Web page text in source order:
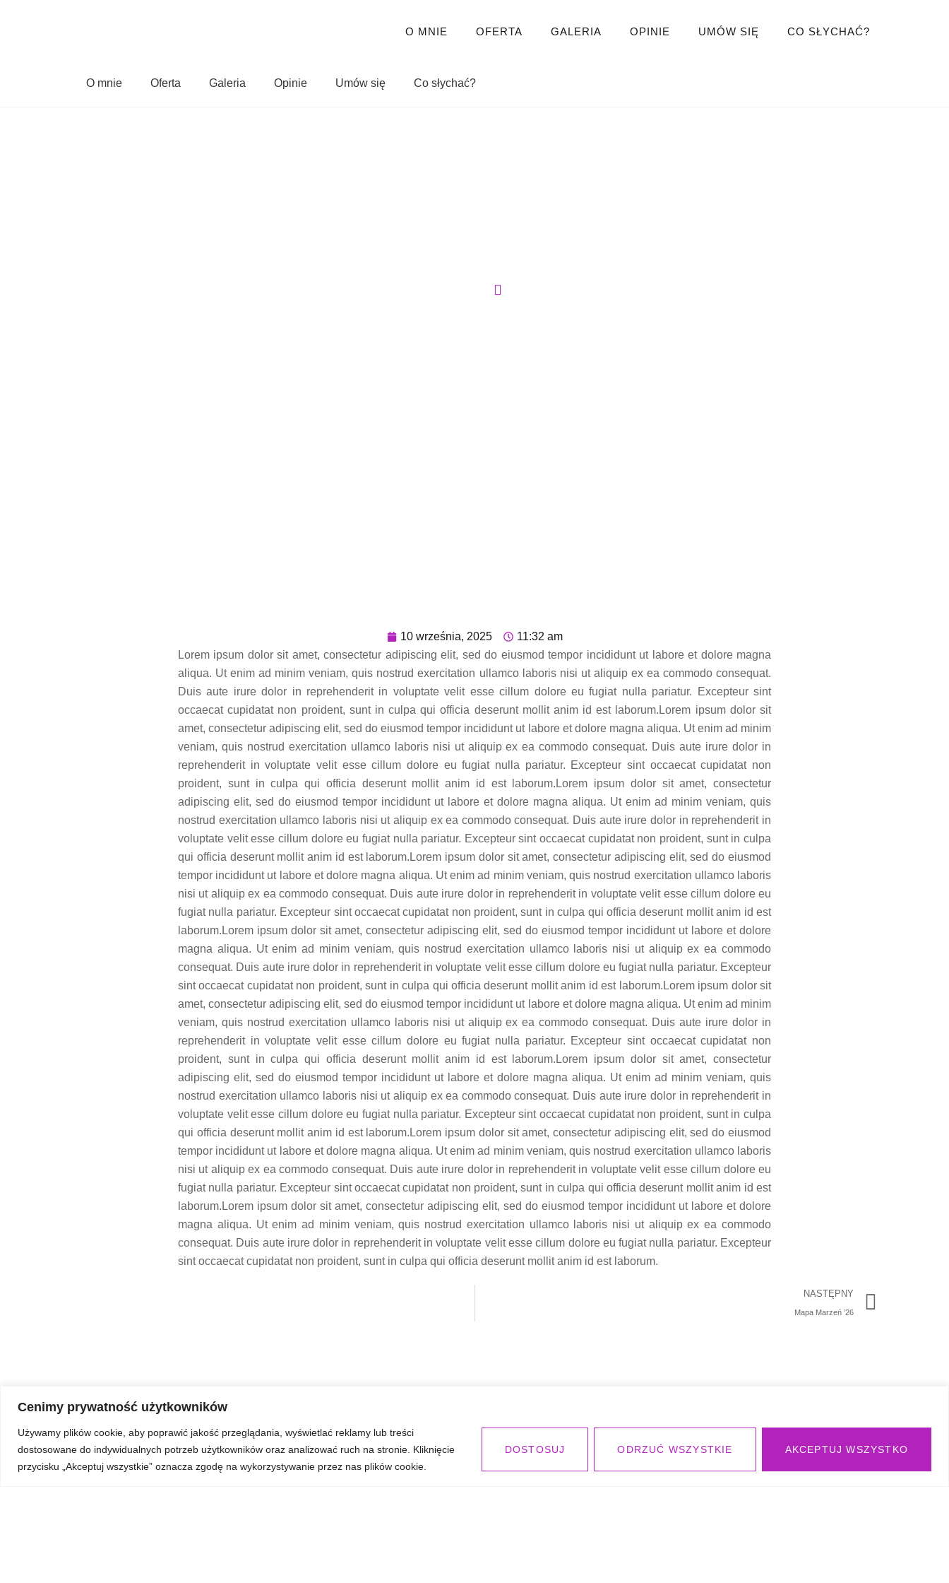
Cenimy prywatność użytkowników
Używamy plików cookie, aby poprawić jakość przeglądania, wyświetlać reklamy lub treści
dostosowane do indywidualnych potrzeb użytkowników oraz analizować ruch na stronie. Kliknięcie
przycisku „Akceptuj wszystkie” oznacza zgodę na wykorzystywanie przez nas plików cookie.
DOSTOSUJ ODRZUĆ WSZYSTKIE AKCEPTUJ WSZYSTKO
O MNIE OFERTA GALERIA OPINIE UMÓW SIĘ CO SŁYCHAĆ?
O mnie Oferta Galeria Opinie Umów się Co słychać?
10 września, 2025
11:32 am
Lorem ipsum dolor sit amet, consectetur adipiscing elit, sed do eiusmod tempor incididunt ut labore et dolore magna
aliqua. Ut enim ad minim veniam, quis nostrud exercitation ullamco laboris nisi ut aliquip ex ea commodo consequat.
Duis aute irure dolor in reprehenderit in voluptate velit esse cillum dolore eu fugiat nulla pariatur. Excepteur sint
occaecat cupidatat non proident, sunt in culpa qui officia deserunt mollit anim id est laborum.Lorem ipsum dolor sit
amet, consectetur adipiscing elit, sed do eiusmod tempor incididunt ut labore et dolore magna aliqua. Ut enim ad minim
veniam, quis nostrud exercitation ullamco laboris nisi ut aliquip ex ea commodo consequat. Duis aute irure dolor in
reprehenderit in voluptate velit esse cillum dolore eu fugiat nulla pariatur. Excepteur sint occaecat cupidatat non
proident, sunt in culpa qui officia deserunt mollit anim id est laborum.Lorem ipsum dolor sit amet, consectetur
adipiscing elit, sed do eiusmod tempor incididunt ut labore et dolore magna aliqua. Ut enim ad minim veniam, quis
nostrud exercitation ullamco laboris nisi ut aliquip ex ea commodo consequat. Duis aute irure dolor in reprehenderit in
voluptate velit esse cillum dolore eu fugiat nulla pariatur. Excepteur sint occaecat cupidatat non proident, sunt in culpa
qui officia deserunt mollit anim id est laborum.Lorem ipsum dolor sit amet, consectetur adipiscing elit, sed do eiusmod
tempor incididunt ut labore et dolore magna aliqua. Ut enim ad minim veniam, quis nostrud exercitation ullamco laboris
nisi ut aliquip ex ea commodo consequat. Duis aute irure dolor in reprehenderit in voluptate velit esse cillum dolore eu
fugiat nulla pariatur. Excepteur sint occaecat cupidatat non proident, sunt in culpa qui officia deserunt mollit anim id est
laborum.Lorem ipsum dolor sit amet, consectetur adipiscing elit, sed do eiusmod tempor incididunt ut labore et dolore
magna aliqua. Ut enim ad minim veniam, quis nostrud exercitation ullamco laboris nisi ut aliquip ex ea commodo
consequat. Duis aute irure dolor in reprehenderit in voluptate velit esse cillum dolore eu fugiat nulla pariatur. Excepteur
sint occaecat cupidatat non proident, sunt in culpa qui officia deserunt mollit anim id est laborum.Lorem ipsum dolor sit
amet, consectetur adipiscing elit, sed do eiusmod tempor incididunt ut labore et dolore magna aliqua. Ut enim ad minim
veniam, quis nostrud exercitation ullamco laboris nisi ut aliquip ex ea commodo consequat. Duis aute irure dolor in
reprehenderit in voluptate velit esse cillum dolore eu fugiat nulla pariatur. Excepteur sint occaecat cupidatat non
proident, sunt in culpa qui officia deserunt mollit anim id est laborum.Lorem ipsum dolor sit amet, consectetur
adipiscing elit, sed do eiusmod tempor incididunt ut labore et dolore magna aliqua. Ut enim ad minim veniam, quis
nostrud exercitation ullamco laboris nisi ut aliquip ex ea commodo consequat. Duis aute irure dolor in reprehenderit in
voluptate velit esse cillum dolore eu fugiat nulla pariatur. Excepteur sint occaecat cupidatat non proident, sunt in culpa
qui officia deserunt mollit anim id est laborum.Lorem ipsum dolor sit amet, consectetur adipiscing elit, sed do eiusmod
tempor incididunt ut labore et dolore magna aliqua. Ut enim ad minim veniam, quis nostrud exercitation ullamco laboris
nisi ut aliquip ex ea commodo consequat. Duis aute irure dolor in reprehenderit in voluptate velit esse cillum dolore eu
fugiat nulla pariatur. Excepteur sint occaecat cupidatat non proident, sunt in culpa qui officia deserunt mollit anim id est
laborum.Lorem ipsum dolor sit amet, consectetur adipiscing elit, sed do eiusmod tempor incididunt ut labore et dolore
magna aliqua. Ut enim ad minim veniam, quis nostrud exercitation ullamco laboris nisi ut aliquip ex ea commodo
consequat. Duis aute irure dolor in reprehenderit in voluptate velit esse cillum dolore eu fugiat nulla pariatur. Excepteur
sint occaecat cupidatat non proident, sunt in culpa qui officia deserunt mollit anim id est laborum.
NASTĘPNY
Mapa Marzeń ’26
SZYBKIE LINKI OFERTA DANE KONTAKTOWE